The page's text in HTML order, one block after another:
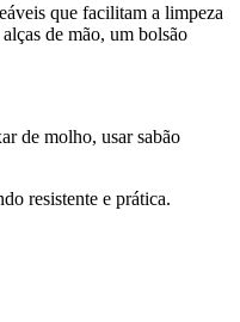
que facilitam a limpeza
de mão, um bolsão
de molho, usar sabão
resistente e prática.